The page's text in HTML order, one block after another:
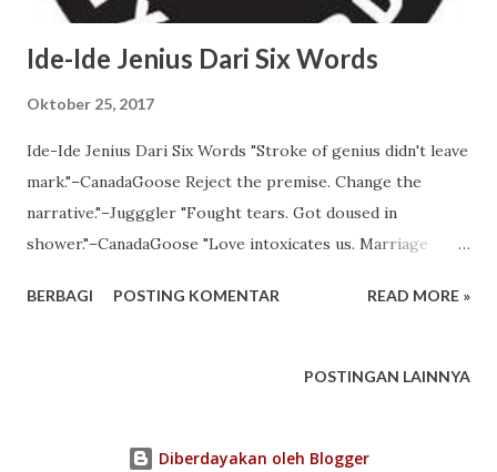
Ide-Ide Jenius Dari Six Words
Oktober 25, 2017
Ide-Ide Jenius Dari Six Words "Stroke of genius didn't leave
mark."–CanadaGoose Reject the premise. Change the
narrative."–Jugggler "Fought tears. Got doused in
shower."–CanadaGoose "Love intoxicates us. Marriage
required." By SF51girl "Bone of contention left to stew."–
MoreLoveLessHate "Pen saved me from unexpressed
JohnBigJohn "Time changes lens of luck sometimes."
BERBAGI POSTING KOMENTAR READ MORE »
POSTINGAN LAINNYA
Diberdayakan oleh Blogger